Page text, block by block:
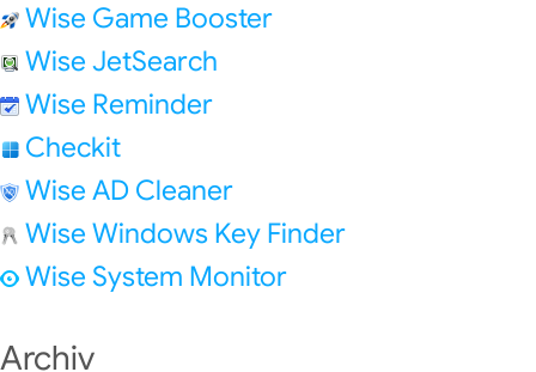
Wise Game Booster
Wise JetSearch
Wise Reminder
Checkit
Wise AD Cleaner
Wise Windows Key Finder
Wise System Monitor
Archiv